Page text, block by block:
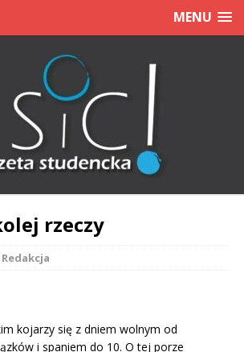
MENU
rzeczy
Redakcja
kojarzy się z dniem wolnym od
i spaniem do 10. O tej porze